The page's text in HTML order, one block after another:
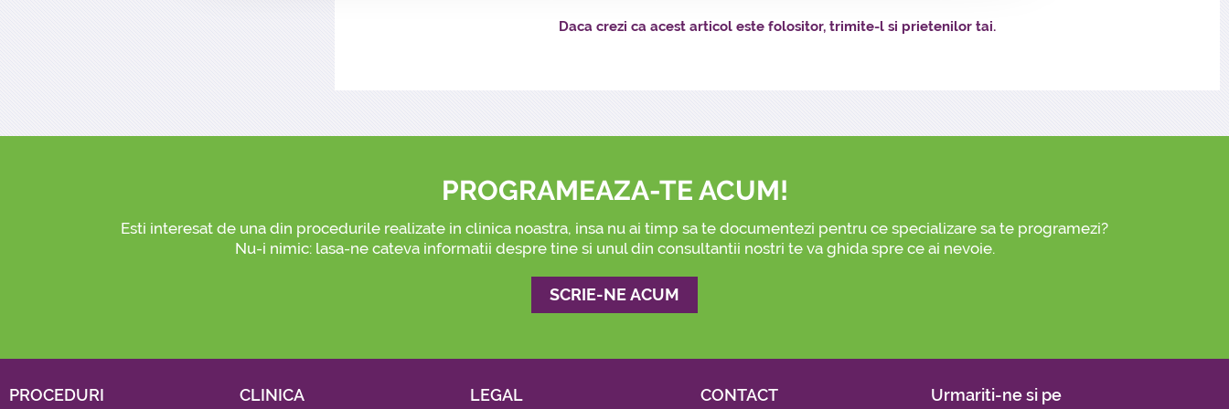
Daca crezi ca acest articol este folositor, trimite-l si prietenilor tai.
PROGRAMEAZA-TE ACUM!
Esti interesat de una din procedurile realizate in clinica noastra, insa nu ai timp sa te documentezi pentru ce specializare sa te programezi?
Nu-i nimic: lasa-ne cateva informatii despre tine si unul din consultantii nostri te va ghida spre ce ai nevoie.
SCRIE-NE ACUM
Urmariti-ne si pe
PROCEDURI CLINICA LEGAL CONTACT